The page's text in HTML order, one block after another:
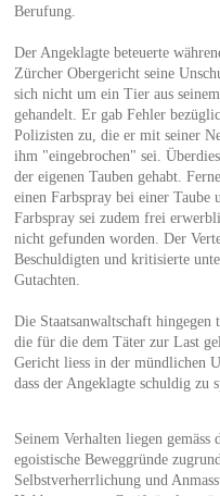
Berufung.
Der Angeklagte beteuerte
Zürcher Obergericht seine
sich nicht um ein Tier aus
gehandelt. Er gab Fehler
Polizisten zu, die er mit seiner
ihm "eingebrochen" sei.
der eigenen Tauben gehabt.
einen Farbspray bei einer Taube
Farbspray sei zudem frei
nicht gefunden worden. Der
Beschuldigten und kritisierte
Gutachten.
Die Staatsanwaltschaft hingegen
die für die dem Täter zur Last
Gericht liess in der mündlichen
dass der Angeklagte schuldig zu
Seinem Verhalten liegen
egoistische Beweggründe
Selbstverherrlichung und